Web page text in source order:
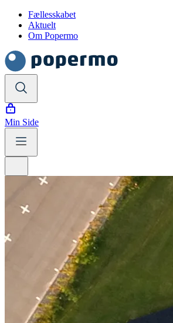
Fællesskabet
Aktuelt
Om Popermo
Min Side